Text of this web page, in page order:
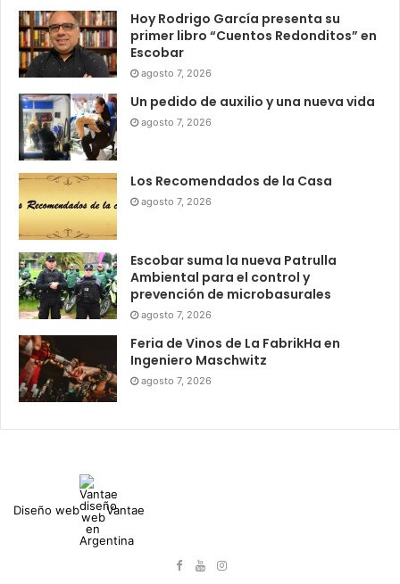
Hoy Rodrigo García presenta su
primer libro “Cuentos Redonditos” en
Escobar
agosto 7, 2026
Un pedido de auxilio y una nueva vida
agosto 7, 2026
Los Recomendados de la Casa
agosto 7, 2026
Escobar suma la nueva Patrulla
Ambiental para el control y
prevención de microbasurales
agosto 7, 2026
Feria de Vinos de La FabrikHa en
Ingeniero Maschwitz
agosto 7, 2026
Diseño web Vantae